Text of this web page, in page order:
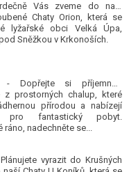
Vás zveme do naší
Chaty Orion, která se
lyžařské obci Velká Úpa,
Sněžkou v Krkonoších.
Dopřejte si příjemnou
z prostorných chalup, které
přírodou a nabízejí
pro fantastický pobyt.
nadechněte se...
vyrazit do Krušných